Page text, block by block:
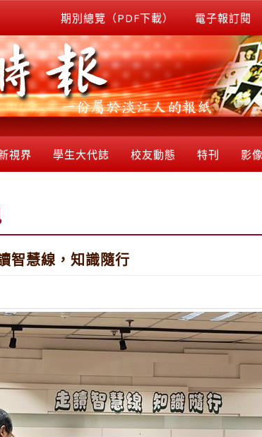
期別總覽（PDF下載） 電子報訂閱
視界 學生大代誌 校友動態 特刊 影
智慧線，知識隨行